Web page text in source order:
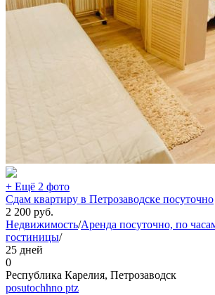
+ Ещё 2 фото
Сдам квартиру в Петрозаводске посуточно
2 200 руб.
Недвижимость/Аренда посуточно, по
гостиницы/
25 дней
0
Республика Карелия, Петрозаводск
posutochhno ptz